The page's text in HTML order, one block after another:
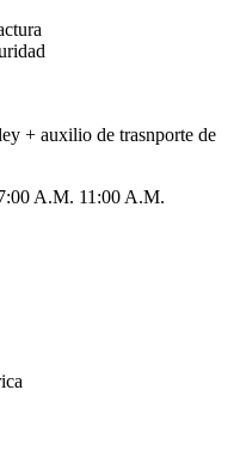
+ auxilio de trasnporte de
A.M. 11:00 A.M.